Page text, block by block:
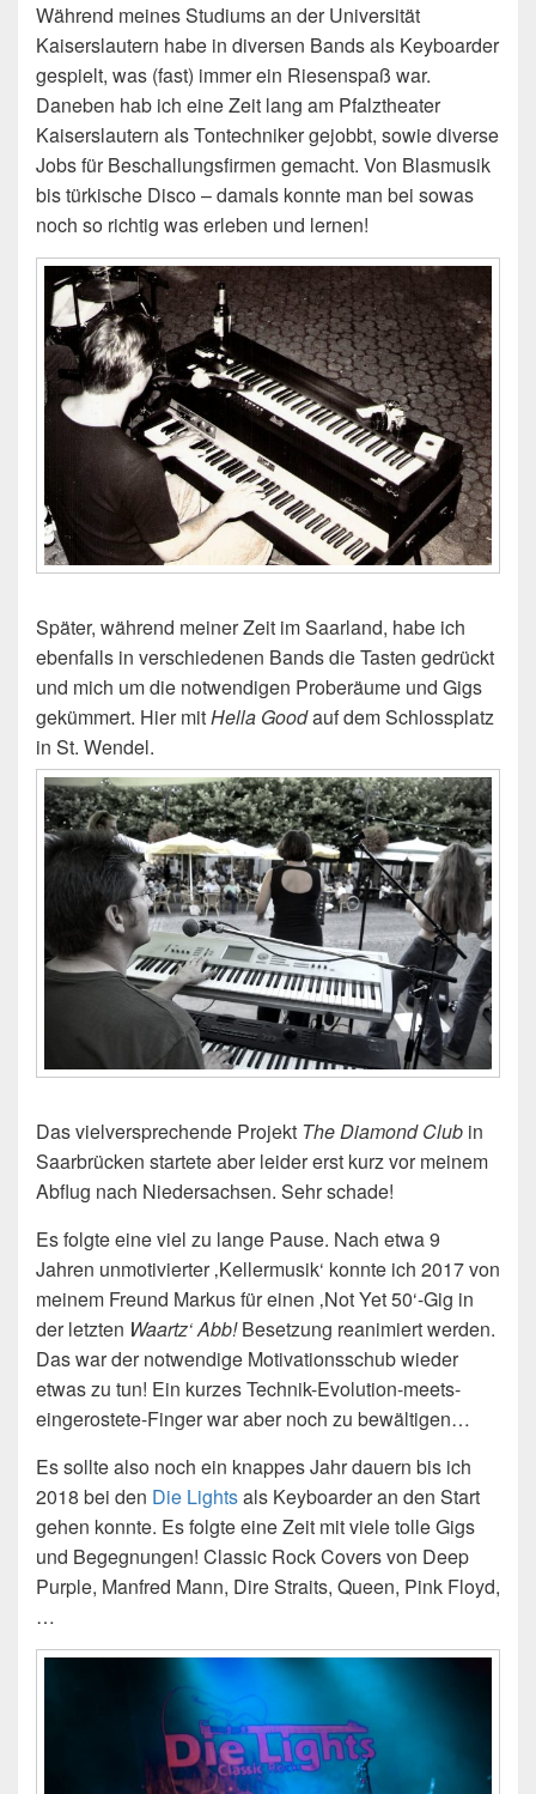
Während meines Studiums an der Universität
Kaiserslautern habe in diversen Bands als Keyboarder
gespielt, was (fast) immer ein Riesenspaß war.
Daneben hab ich eine Zeit lang am Pfalztheater
Kaiserslautern als Tontechniker gejobbt, sowie diverse
Jobs für Beschallungsfirmen gemacht. Von Blasmusik
bis türkische Disco – damals konnte man bei sowas
noch so richtig was erleben und lernen!
Später, während meiner Zeit im Saarland, habe ich
ebenfalls in verschiedenen Bands die Tasten gedrückt
und mich um die notwendigen Proberäume und Gigs
gekümmert. Hier mitHella Goodauf dem Schlossplatz
in St. Wendel.
Das vielversprechende Projekt The Diamond Club in
Saarbrücken startete aber leider erst kurz vor meinem
Abflug nach Niedersachsen. Sehr schade!
Es folgte eine viel zu lange Pause. Nach etwa 9
Jahren unmotivierter ‚Kellermusik‘ konnte ich 2017 von
meinem Freund Markus für einen ‚Not Yet 50‘-Gig in
der letzten Waartz‘ Abb!Besetzung reanimiert werden.
Das war der notwendige Motivationsschub wieder
etwas zu tun! Ein kurzes Technik-Evolution-meets-
eingerostete-Finger war aber noch zu bewältigen…
Es sollte also noch ein knappes Jahr dauern bis ich
2018 bei den Die Lightsals Keyboarder an den Start
gehen konnte. Es folgte eine Zeit mit viele tolle Gigs
und Begegnungen! Classic Rock Covers von Deep
Purple, Manfred Mann, Dire Straits, Queen, Pink Floyd,
…